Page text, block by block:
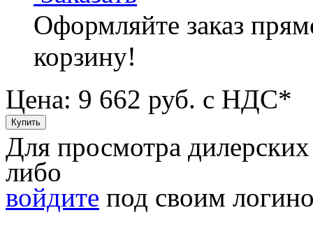
Оформляйте заказ
корзину!
Цена: 9 662 руб. с НДС*
Для просмотра
либо
войдите под своим